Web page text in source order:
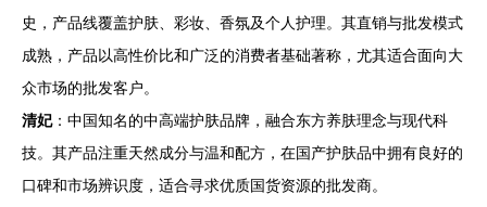
史，产品线覆盖护肤、彩妆、香氛及个人护理。其直销与批发模式
成熟，产品以高性价比和广泛的消费者基础著称，尤其适合面向大
众市场的批发客户。
清妃：中国知名的中高端护肤品牌，融合东方养肤理念与现代科
技。其产品注重天然成分与温和配方，在国产护肤品中拥有良好的
口碑和市场辨识度，适合寻求优质国货资源的批发商。